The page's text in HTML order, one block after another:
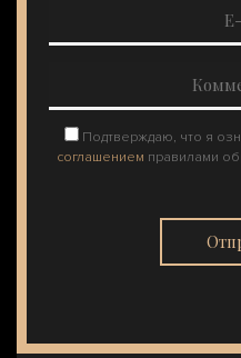
Подтверждаю, что я
соглашением правилами